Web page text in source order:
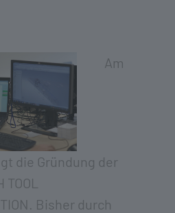
Am
die Gründung der
Bisher durch